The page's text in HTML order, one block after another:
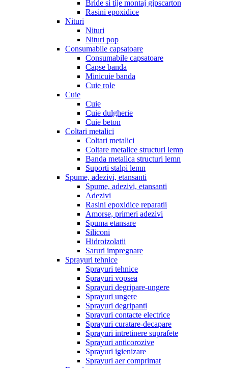
Bride si tije montaj gipscarton
Rasini epoxidice
Nituri
Nituri
Nituri pop
Consumabile capsatoare
Consumabile capsatoare
Capse banda
Minicuie banda
Cuie role
Cuie
Cuie
Cuie dulgherie
Cuie beton
Coltari metalici
Coltari metalici
Coltare metalice structuri lemn
Banda metalica structuri lemn
Suporti stalpi lemn
Spume, adezivi, etansanti
Spume, adezivi, etansanti
Adezivi
Rasini epoxidice reparatii
Amorse, primeri adezivi
Spuma etansare
Siliconi
Hidroizolatii
Saruri impregnare
Sprayuri tehnice
Sprayuri tehnice
Sprayuri vopsea
Sprayuri degripare-ungere
Sprayuri ungere
Sprayuri degripanti
Sprayuri contacte electrice
Sprayuri curatare-decapare
Sprayuri intretinere suprafete
Sprayuri anticorozive
Sprayuri igienizare
Sprayuri aer comprimat